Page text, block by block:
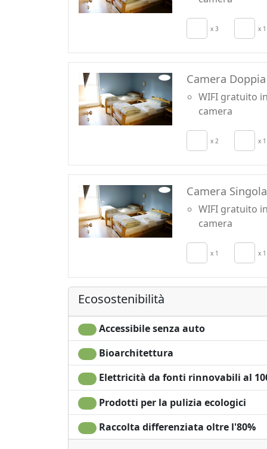
famiglie e per gruppi per periodi
Tutt'attorno boschi secolari, corsi
mountain bike. Il territorio di Grumes è un
legati alla storia, alla natura e al cibo.
o intraprendere emozionanti escursioni.
E' il punto di partenza ideale per
lungo il Rio dei Molini tra antichi opifici, il
di Grumes, la facile salita al Rifugio
importanti aree protette, il Trekking degli
Grenzenwanderung, a cavallo tra Trentino
L'Ostello è di proprietà del Comune e si
denominato “Progetto Grumes” che, da
sviluppo sostenibile nell'Alta Val Cembra.
x 3 x 1
Camera Doppia
WIFI gratuito
camera
x 2 x 1
Camera Singola
WIFI gratuito
camera
x 1 x 1
Ecosostenibilità
Accessibile senza auto
Bioarchitettura
Elettricità da fonti rinnovabili al
Prodotti per la pulizia ecologici
Raccolta differenziata oltre l'80%